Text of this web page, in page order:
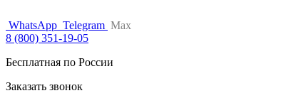
WhatsApp Telegram Max
8 (800) 351-19-05
Бесплатная по России
Заказать звонок